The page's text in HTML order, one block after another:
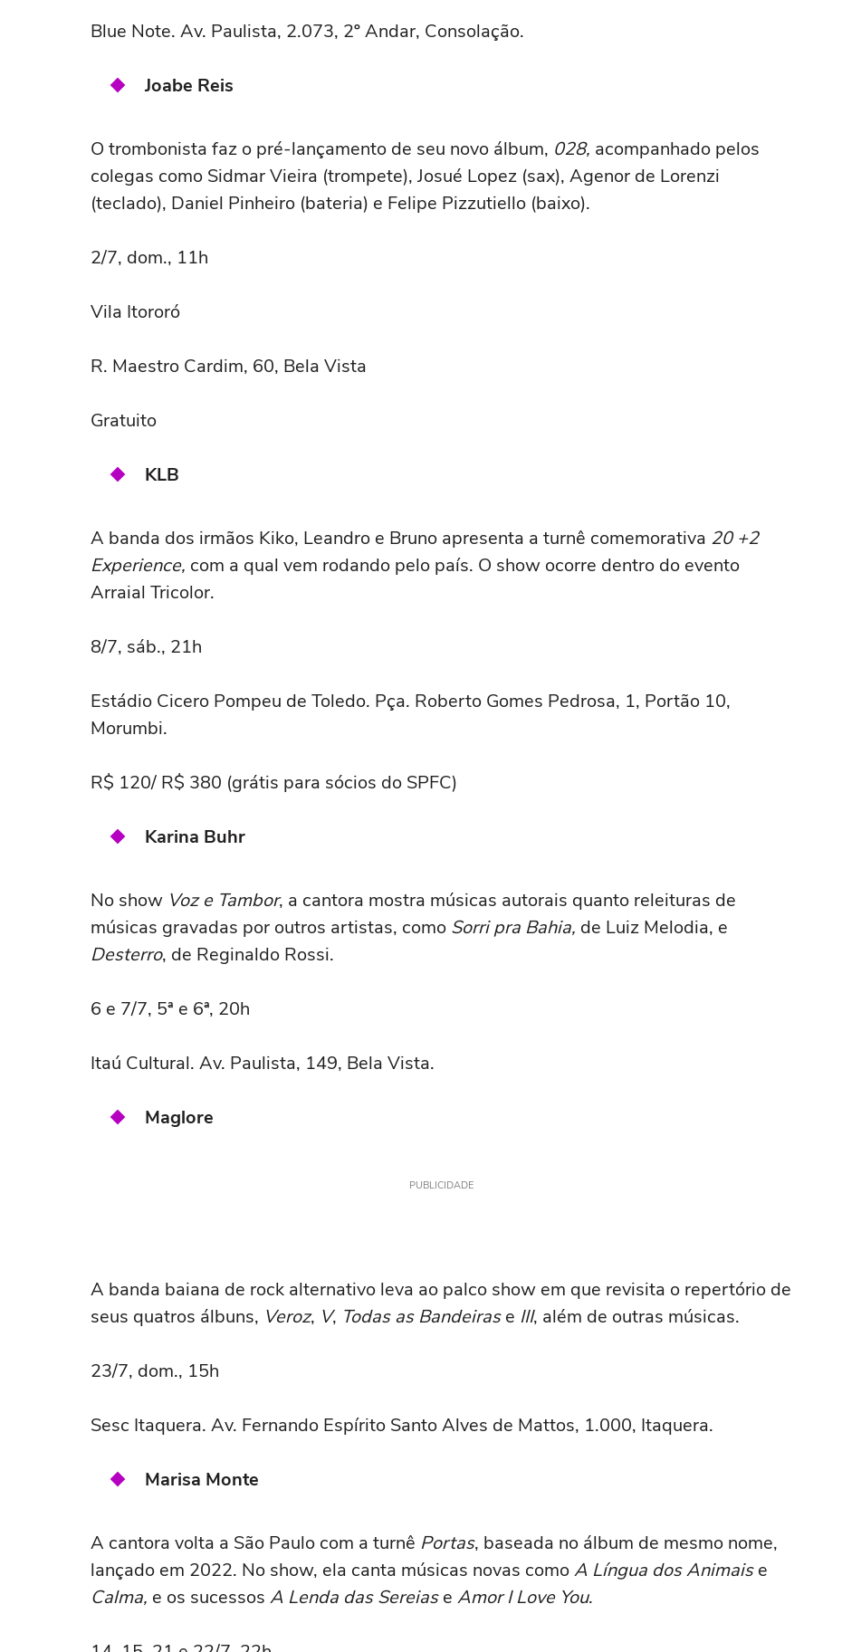
Blue Note. Av. Paulista, 2.073, 2º Andar, Consolação.
Joabe Reis
O trombonista faz o pré-lançamento de seu novo álbum, 028, acompanhado pelos
colegas como Sidmar Vieira (trompete), Josué Lopez (sax), Agenor de Lorenzi
(teclado), Daniel Pinheiro (bateria) e Felipe Pizzutiello (baixo).
2/7, dom., 11h
Vila Itororó
R. Maestro Cardim, 60, Bela Vista
Gratuito
KLB
A banda dos irmãos Kiko, Leandro e Bruno apresenta a turnê comemorativa 20 +2
Experience, com a qual vem rodando pelo país. O show ocorre dentro do evento
Arraial Tricolor.
8/7, sáb., 21h
Estádio Cicero Pompeu de Toledo. Pça. Roberto Gomes Pedrosa, 1, Portão 10,
Morumbi.
R$ 120/ R$ 380 (grátis para sócios do SPFC)
Karina Buhr
No show Voz e Tambor, a cantora mostra músicas autorais quanto releituras de
músicas gravadas por outros artistas, como Sorri pra Bahia, de Luiz Melodia, e
Desterro, de Reginaldo Rossi.
6 e 7/7, 5ª e 6ª, 20h
Itaú Cultural. Av. Paulista, 149, Bela Vista.
Maglore
PUBLICIDADE
A banda baiana de rock alternativo leva ao palco show em que revisita o repertório de
seus quatros álbuns, Veroz, V, Todas as Bandeirase III, além de outras músicas.
23/7, dom., 15h
Sesc Itaquera. Av. Fernando Espírito Santo Alves de Mattos, 1.000, Itaquera.
Marisa Monte
A cantora volta a São Paulo com a turnê Portas, baseada no álbum de mesmo nome,
lançado em 2022. No show, ela canta músicas novas comoA Língua dos Animaise
Calma, e os sucessos A Lenda das Sereiase Amor I Love You.